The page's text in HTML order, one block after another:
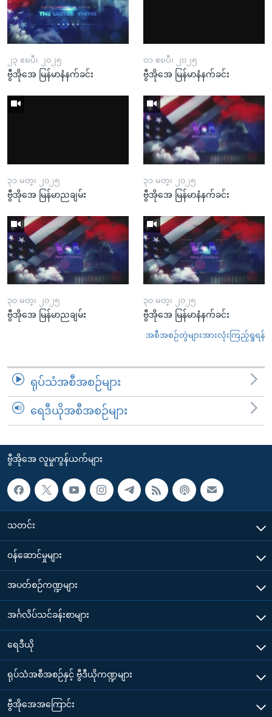
၂၃ ဧၿပီ၊ ၂၀၂၅
ဗွီအိုအေ မြန်မာနံနက်ခင်း
၀၁ ဧၿပီ၊ ၂၀၂၅
ဗွီအိုအေ မြန်မာနံနက်ခင်း
၃၁ မတ္၊ ၂၀၂၅
ဗွီအိုအေ မြန်မာညချမ်း
၃၁ မတ္၊ ၂၀၂၅
ဗွီအိုအေ မြန်မာနံနက်ခင်း
၃၀ မတ္၊ ၂၀၂၅
ဗွီအိုအေ မြန်မာညချမ်း
၃၀ မတ္၊ ၂၀၂၅
ဗွီအိုအေ မြန်မာနံနက်ခင်း
အစီအစဉ်တွဲများအားလုံးကြည့်ရှုရန်
ရုပ်သံအစီအစဉ်များ
ရေဒီယိုအစီအစဉ်များ
ဗွီအိုအေ လူမှုကွန်ယက်များ
သတင်း
၀န်ဆောင်မှုများ
အပတ်စဉ်ကဏ္ဍများ
အင်္ဂလိပ်သင်ခန်းစာများ
ရေဒီယို
ရုပ်သံအစီအစဉ်နှင့် ဗွီဒီယိုကဏ္ဍများ
ဗွီအိုအေအကြောင်း